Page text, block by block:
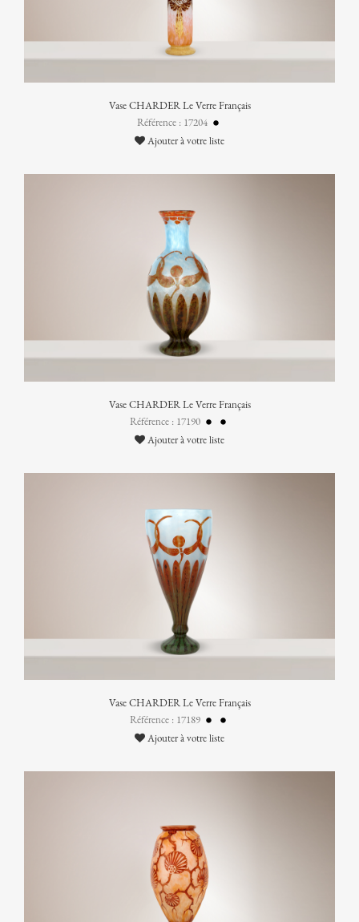
Vase CHARDER Le Verre Français
Référence : 17204
Ajouter à votre liste
Vase CHARDER Le Verre Français
Référence : 17190
Ajouter à votre liste
Vase CHARDER Le Verre Français
Référence : 17189
Ajouter à votre liste